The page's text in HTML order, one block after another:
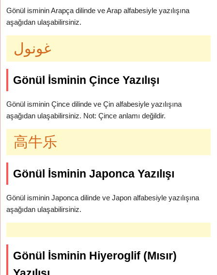
Gönül isminin Arapça dilinde ve Arap alfabesiyle yazılışına
aşağıdan ulaşabilirsiniz.
غونول
Gönül İsminin Çince Yazılışı
Gönül isminin Çince dilinde ve Çin alfabesiyle yazılışına
aşağıdan ulaşabilirsiniz. Not: Çince anlamı değildir.
高牛乐
Gönül İsminin Japonca Yazılışı
Gönül isminin Japonca dilinde ve Japon alfabesiyle yazılışına
aşağıdan ulaşabilirsiniz.
Gönül İsminin Hiyeroglif (Mısır)